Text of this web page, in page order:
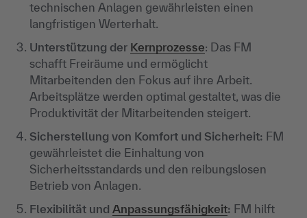
technischen Anlagen gewährleisten einen
langfristigen Werterhalt.
Unterstützung der Kernprozesse: Das FM
schafft Freiräume und ermöglicht
Mitarbeitenden den Fokus auf ihre Arbeit.
Arbeitsplätze werden optimal gestaltet, was die
Produktivität der Mitarbeitenden steigert.
Sicherstellung von Komfort und Sicherheit: FM
gewährleistet die Einhaltung von
Sicherheitsstandards und den reibungslosen
Betrieb von Anlagen.
Flexibilität und Anpassungsfähigkeit: FM hilft